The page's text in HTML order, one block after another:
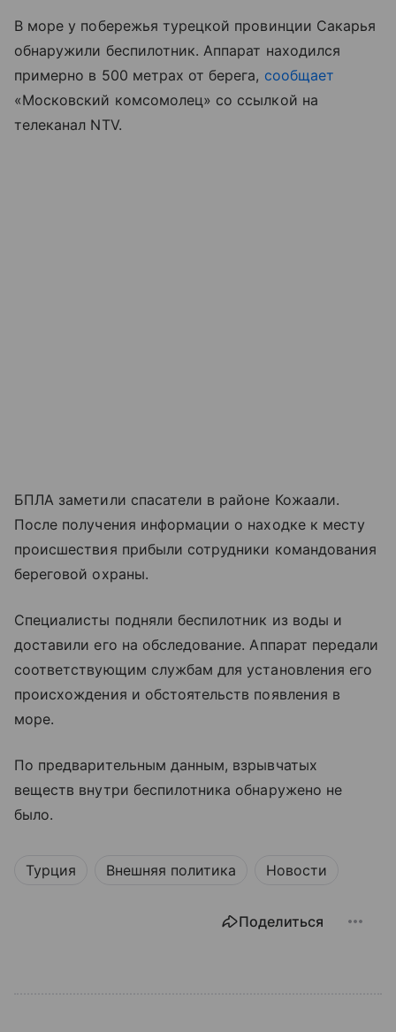
В море у побережья турецкой провинции Сакарья
обнаружили беспилотник. Аппарат находился
примерно в 500 метрах от берега, сообщает
«Московский комсомолец» со ссылкой на
телеканал NTV.
БПЛА заметили спасатели в районе Кожаали.
После получения информации о находке к месту
происшествия прибыли сотрудники командования
береговой охраны.
Специалисты подняли беспилотник из воды и
доставили его на обследование. Аппарат передали
соответствующим службам для установления его
происхождения и обстоятельств появления в
море.
По предварительным данным, взрывчатых
веществ внутри беспилотника обнаружено не
было.
Турция Внешняя политика Новости
Поделиться